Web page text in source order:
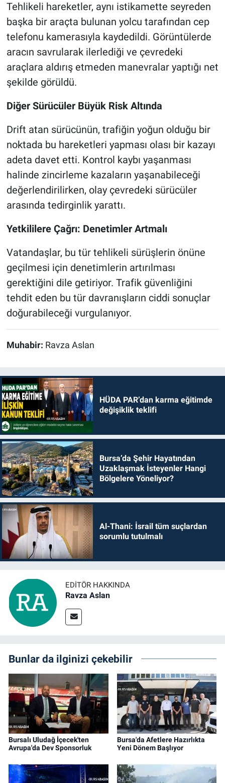
Tehlikeli hareketler, aynı istikamette seyreden
başka bir araçta bulunan yolcu tarafından cep
telefonu kamerasıyla kaydedildi. Görüntülerde
aracın savrularak ilerlediği ve çevredeki
araçlara aldırış etmeden manevralar yaptığı net
şekilde görüldü.
Diğer Sürücüler Büyük Risk Altında
Drift atan sürücünün, trafiğin yoğun olduğu bir
noktada bu hareketleri yapması olası bir kazayı
adeta davet etti. Kontrol kaybı yaşanması
halinde zincirleme kazaların yaşanabileceği
değerlendirilirken, olay çevredeki sürücüler
arasında tedirginlik yarattı.
Yetkililere Çağrı: Denetimler Artmalı
Vatandaşlar, bu tür tehlikeli sürüşlerin önüne
geçilmesi için denetimlerin artırılması
gerektiğini dile getiriyor. Trafik güvenliğini
tehdit eden bu tür davranışların ciddi sonuçlar
doğurabileceği vurgulanıyor.
Muhabir: Ravza Aslan
HÜDA PAR’dan karma eğitimde
değişiklik teklifi
Bursa’da Şehir Hayatından
Uzaklaşmak İsteyenler Hangi
Bölgelere Yöneliyor?
Al-Thani: İsrail tüm suçlardan
sorumlu tutulmalı
EDITÖR HAKKINDA
Ravza Aslan
Bunlar da ilginizi çekebilir
Bursalı Uludağ İçecek'ten
Avrupa'da Dev Sponsorluk
Bursa'da Afetlere Hazırlıkta
Yeni Dönem Başlıyor